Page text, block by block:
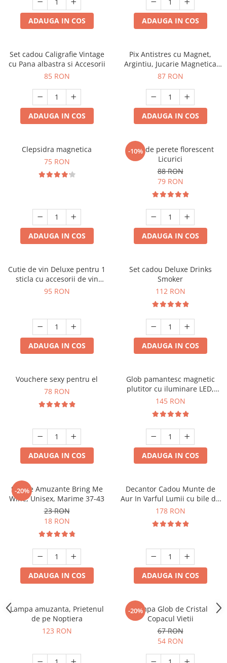
ADAUGA IN COS ADAUGA IN COS
Set cadou Caligrafie Vintage
cu Pana albastra si Accesorii
85 RON
ADAUGA IN COS
Pix Antistres cu Magnet,
Argintiu, Jucarie Magnetica
pentru Birou
87 RON
ADAUGA IN COS
Clepsidra magnetica
75 RON
ADAUGA IN COS
-10%
Ceas de perete florescent
Licurici
88 RON
79 RON
ADAUGA IN COS
Cutie de vin Deluxe pentru 1
sticla cu accesorii de vin
incluse interior oranj
95 RON
ADAUGA IN COS
Set cadou Deluxe Drinks
Smoker
112 RON
ADAUGA IN COS
Vouchere sexy pentru el
78 RON
ADAUGA IN COS
Glob pamantesc magnetic
plutitor cu iluminare LED,
Forma C
145 RON
ADAUGA IN COS
-20%
Sosete Amuzante Bring Me
Wine, Unisex, Marime 37-43
23 RON
18 RON
ADAUGA IN COS
Decantor Cadou Munte de
Aur In Varful Lumii cu bile de
curatare
178 RON
ADAUGA IN COS
Lampa amuzanta, Prietenul
de pe Noptiera
123 RON
-20%
Lampa Glob de Cristal
Copacul Vietii
67 RON
54 RON